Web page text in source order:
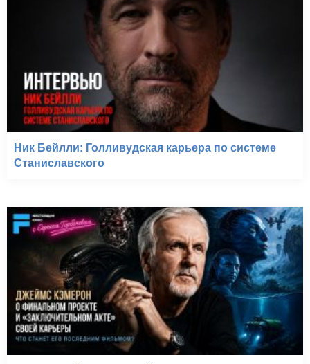
Ник Бейлли: Голливудская карьера по системе
Станиславского